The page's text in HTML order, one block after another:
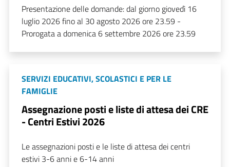
Presentazione delle domande: dal giorno giovedì 16
luglio 2026 fino al 30 agosto 2026 ore 23.59 -
Prorogata a domenica 6 settembre 2026 ore 23.59
SERVIZI EDUCATIVI, SCOLASTICI E PER LE
FAMIGLIE
Assegnazione posti e liste di attesa dei CRE
- Centri Estivi 2026
Le assegnazioni posti e le liste di attesa dei centri
estivi 3-6 anni e 6-14 anni